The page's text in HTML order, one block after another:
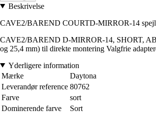
Beskrivelse
CAVE2/BAREND COURTD-MIRROR-14
CAVE2/BAREND D-MIRROR-14, SHORT,
og 25,4 mm) til direkte montering Valgfrie
Yderligere information
Mærke
Daytona
Leverandør reference 80762
Farve
sort
Dominerende farve
Sort